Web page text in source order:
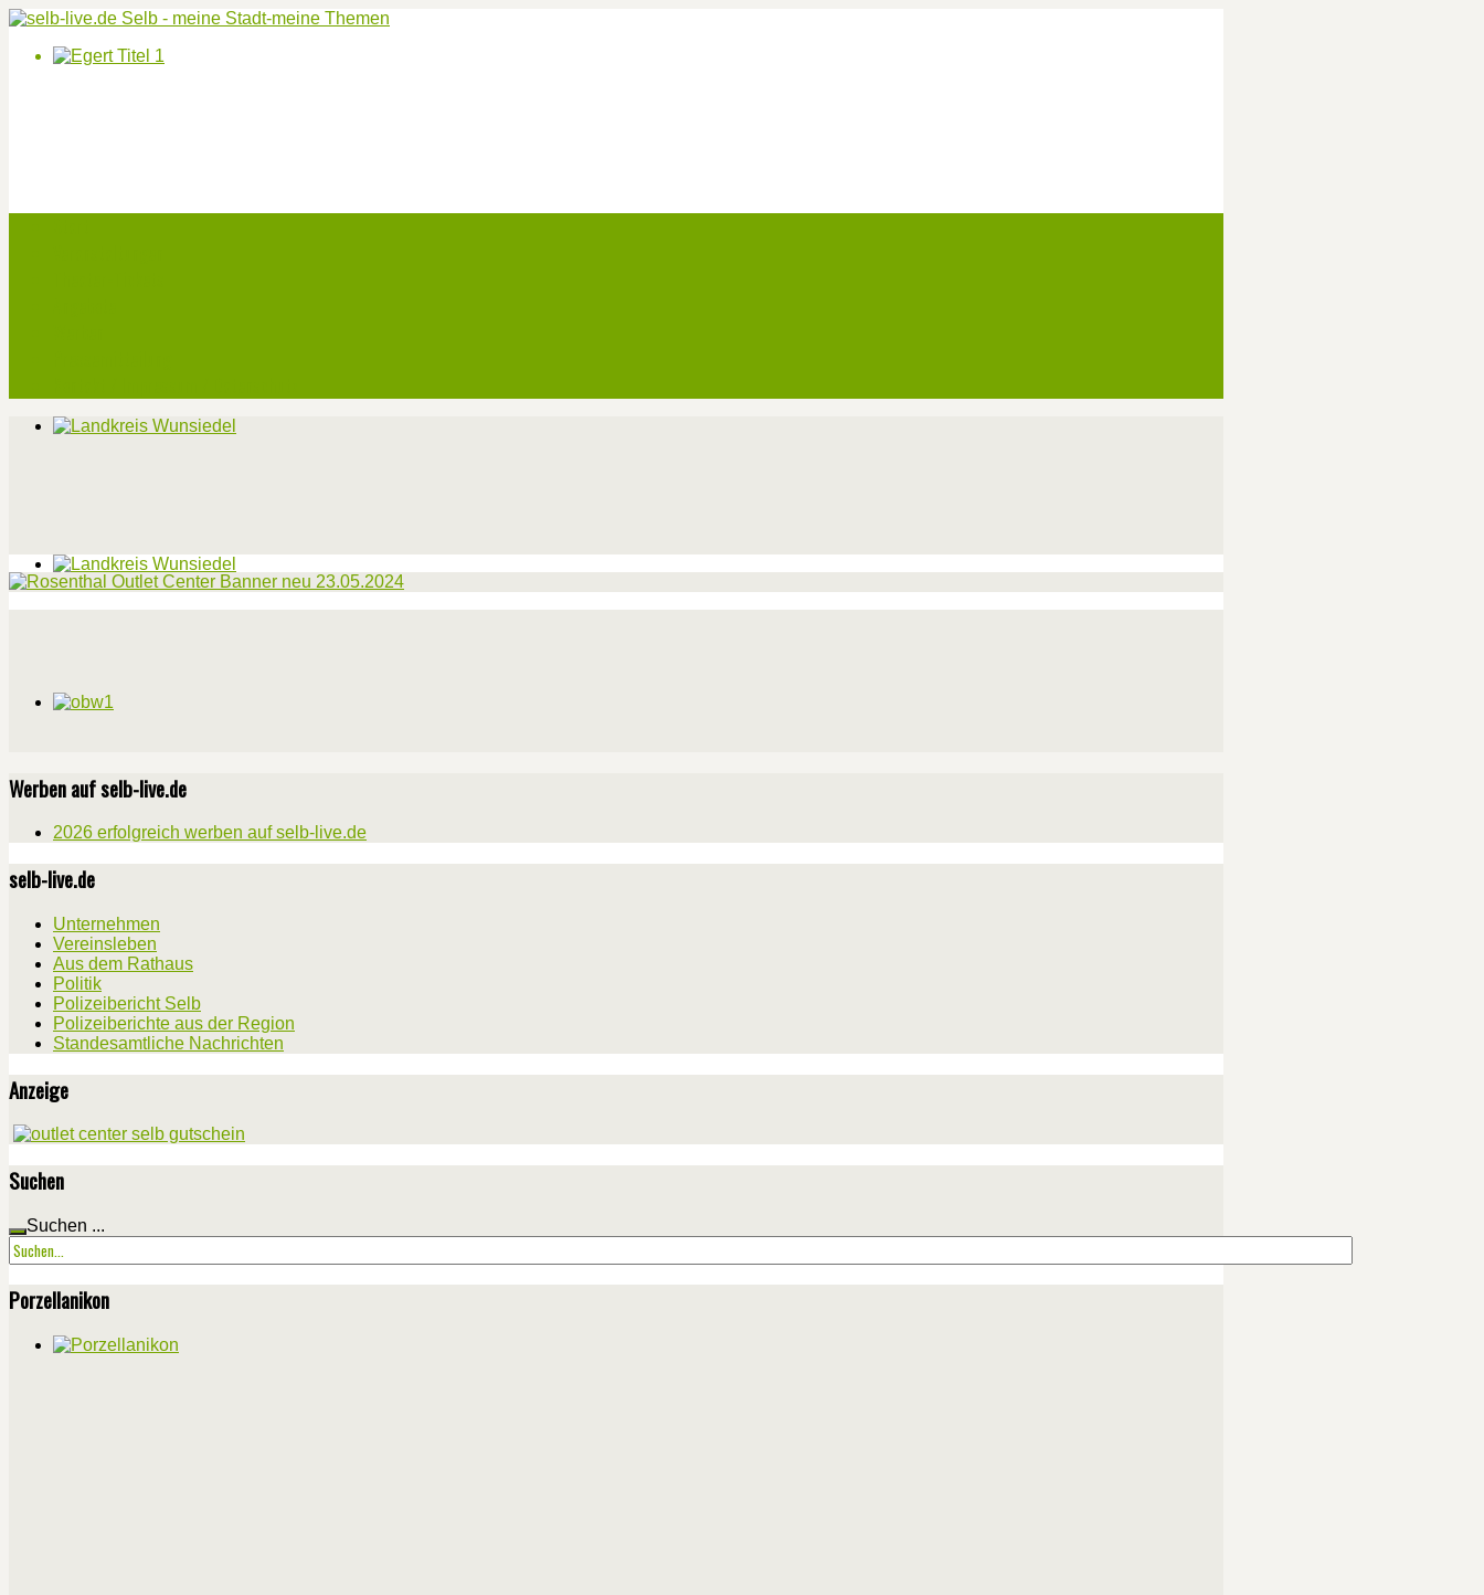
Werben auf selb-live.de
2026 erfolgreich werben auf selb-live.de
selb-live.de
Unternehmen
Vereinsleben
Aus dem Rathaus
Politik
Polizeibericht Selb
Polizeiberichte aus der Region
Standesamtliche Nachrichten
Anzeige
Suchen
Suchen ...
Porzellanikon